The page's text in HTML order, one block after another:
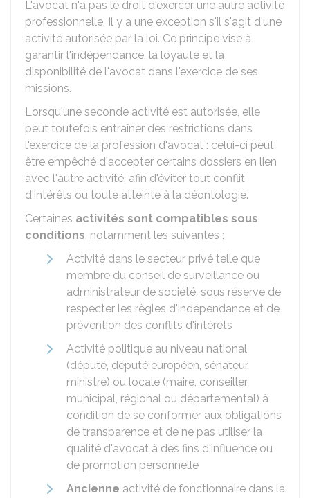
L'avocat n'a pas le droit d'exercer une autre activité
professionnelle. Il y a une exception s'il s'agit d'une
activité autorisée par la loi. Ce principe vise à
garantir l'indépendance, la loyauté et la
disponibilité de l'avocat dans l'exercice de ses
missions.
Lorsqu'une seconde activité est autorisée, elle
peut toutefois entraîner des restrictions dans
l'exercice de la profession d'avocat : celui-ci peut
être empêché d'accepter certains dossiers en lien
avec l'autre activité, afin d'éviter tout conflit
d'intérêts ou toute atteinte à la déontologie.
Certaines activités sont compatibles sous
conditions, notamment les suivantes :
Activité dans le secteur privé telle que
membre du conseil de surveillance ou
administrateur de société, sous réserve de
respecter les règles d'indépendance et de
prévention des conflits d'intérêts
Activité politique au niveau national
(député, député européen, sénateur,
ministre) ou locale (maire, conseiller
municipal, régional ou départemental) à
condition de se conformer aux obligations
de transparence et de ne pas utiliser la
qualité d'avocat à des fins d'influence ou
de promotion personnelle
Ancienne activité de fonctionnaire dans la